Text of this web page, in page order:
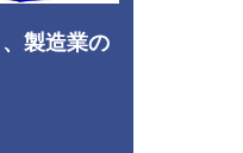
製造業の